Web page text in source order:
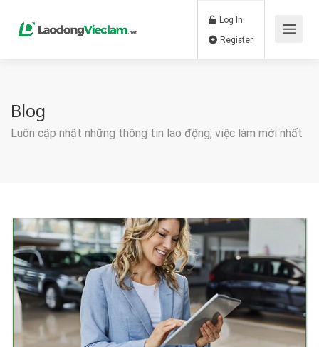
Log In
Blog
Luôn cập nhật những thông tin lao động, việc làm mới nhất